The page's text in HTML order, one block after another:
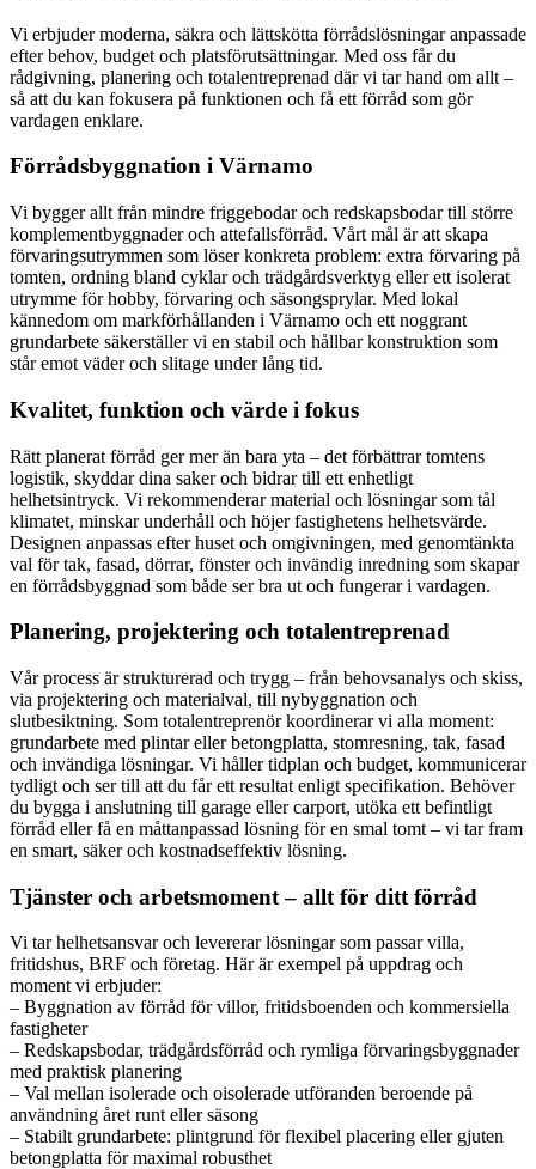
Vi erbjuder moderna, säkra och lättskötta förrådslösningar anpassade
efter behov, budget och platsförutsättningar. Med oss får du
rådgivning, planering och totalentreprenad där vi tar hand om allt –
så att du kan fokusera på funktionen och få ett förråd som gör
vardagen enklare.
Förrådsbyggnation i Värnamo
Vi bygger allt från mindre friggebodar och redskapsbodar till större
komplementbyggnader och attefallsförråd. Vårt mål är att skapa
förvaringsutrymmen som löser konkreta problem: extra förvaring på
tomten, ordning bland cyklar och trädgårdsverktyg eller ett isolerat
utrymme för hobby, förvaring och säsongsprylar. Med lokal
kännedom om markförhållanden i Värnamo och ett noggrant
grundarbete säkerställer vi en stabil och hållbar konstruktion som
står emot väder och slitage under lång tid.
Kvalitet, funktion och värde i fokus
Rätt planerat förråd ger mer än bara yta – det förbättrar tomtens
logistik, skyddar dina saker och bidrar till ett enhetligt
helhetsintryck. Vi rekommenderar material och lösningar som tål
klimatet, minskar underhåll och höjer fastighetens helhetsvärde.
Designen anpassas efter huset och omgivningen, med genomtänkta
val för tak, fasad, dörrar, fönster och invändig inredning som skapar
en förrådsbyggnad som både ser bra ut och fungerar i vardagen.
Planering, projektering och totalentreprenad
Vår process är strukturerad och trygg – från behovsanalys och skiss,
via projektering och materialval, till nybyggnation och
slutbesiktning. Som totalentreprenör koordinerar vi alla moment:
grundarbete med plintar eller betongplatta, stomresning, tak, fasad
och invändiga lösningar. Vi håller tidplan och budget, kommunicerar
tydligt och ser till att du får ett resultat enligt specifikation. Behöver
du bygga i anslutning till garage eller carport, utöka ett befintligt
förråd eller få en måttanpassad lösning för en smal tomt – vi tar fram
en smart, säker och kostnadseffektiv lösning.
Tjänster och arbetsmoment – allt för ditt förråd
Vi tar helhetsansvar och levererar lösningar som passar villa,
fritidshus, BRF och företag. Här är exempel på uppdrag och
moment vi erbjuder:
– Byggnation av förråd för villor, fritidsboenden och kommersiella
fastigheter
– Redskapsbodar, trädgårdsförråd och rymliga förvaringsbyggnader
med praktisk planering
– Val mellan isolerade och oisolerade utföranden beroende på
användning året runt eller säsong
– Stabilt grundarbete: plintgrund för flexibel placering eller gjuten
betongplatta för maximal robusthet